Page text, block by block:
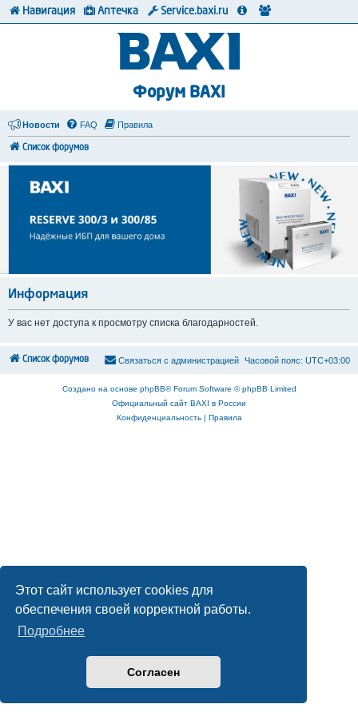
Этот сайт использует cookies для
обеспечения своей корректной работы.
Подробнее
Согласен
Форум BAXI
Новости FAQ Правила
Список форумов
Информация
У вас нет доступа к просмотру списка благодарностей.
Навигация Аптечка Service.baxi.ru
Список форумов Часовой пояс: UTC+03:00
Связаться с администрацией
Создано на основе phpBB® Forum Software © phpBB Limited
Официальный сайт BAXI в России
Конфиденциальность| Правила